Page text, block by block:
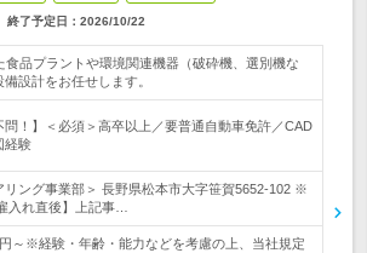
終了予定日： 2026/10/22
食品プラントや環境関連機器（破砕機、選別機な
備設計をお任せします。
問！】＜必須＞高卒以上／要普通自動車免許／CAD
経験
リング事業部＞ 長野県松本市大字笹賀5652-102 ※
入れ直後】上記事…
～※経験・年齢・能力などを考慮の上、当社規定